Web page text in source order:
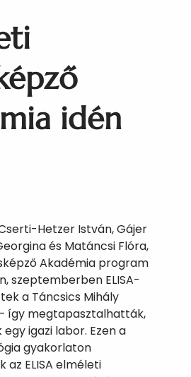
idén
Hetzer István, Gájer
és Matáncsi Flóra,
Akadémia program
szeptemberben ELISA-
a Táncsics Mihály
így megtapasztalhatták,
igazi labor. Ezen a
gyakorlaton
ELISA elméleti